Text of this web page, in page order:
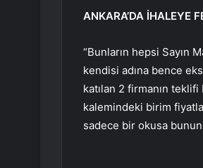
ANKARA’DA İHALEYE
“Bunların hepsi Sayın
kendisi adına bence
katılan 2 firmanın
kalemindeki birim
sadece bir okusa